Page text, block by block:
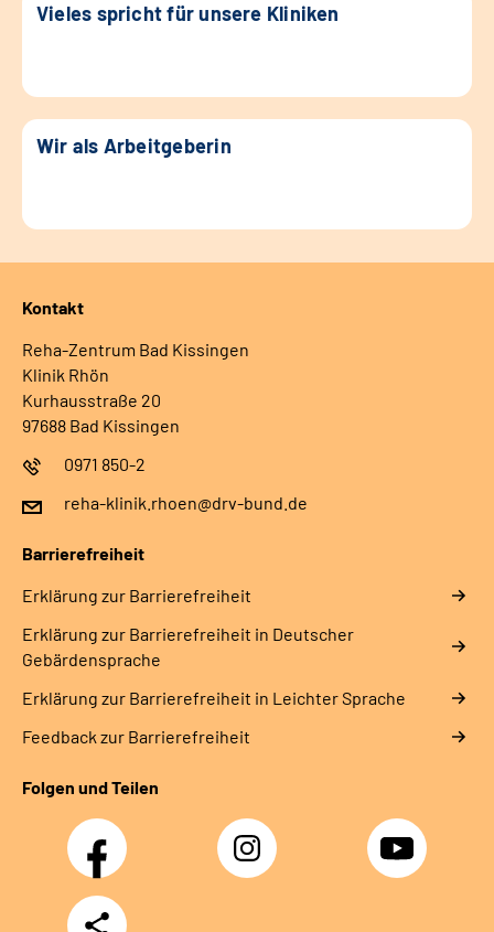
Vieles spricht für unsere Kliniken
Wir als Arbeitgeberin
Kontakt
Reha-Zentrum Bad Kissingen
Klinik Rhön
Kurhausstraße 20
97688 Bad Kissingen
0971 850-2
reha-klinik.rhoen@drv-bund.de
Barrierefreiheit
Erklärung zur Barrierefreiheit
Erklärung zur Barrierefreiheit in Deutscher
Gebärdensprache
Erklärung zur Barrierefreiheit in Leichter Sprache
Feedback zur Barrierefreiheit
Folgen und Teilen
Facebook Instagram YouTube
Teilen